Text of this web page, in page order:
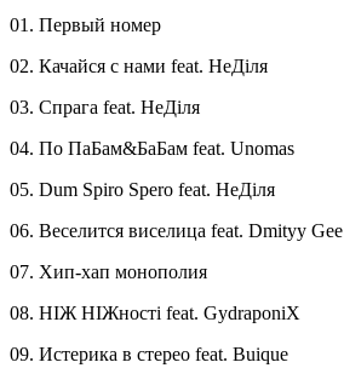
01. Первый номер
02. Качайся с нами feat. НеДіля
03. Спрага feat. НеДіля
04. По ПаБам&БаБам feat. Unomas
05. Dum Spiro Spero feat. НеДіля
06. Веселится виселица feat. Dmityy Gee
07. Хип-хап монополия
08. НІЖ НІЖності feat. GydraponiX
09. Истерика в стерео feat. Buique